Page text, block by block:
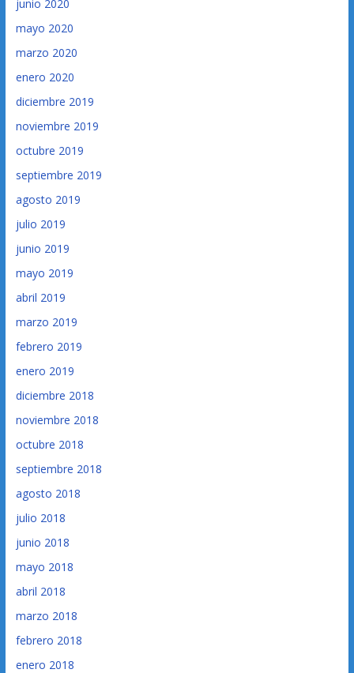
junio 2020
mayo 2020
marzo 2020
enero 2020
diciembre 2019
noviembre 2019
octubre 2019
septiembre 2019
agosto 2019
julio 2019
junio 2019
mayo 2019
abril 2019
marzo 2019
febrero 2019
enero 2019
diciembre 2018
noviembre 2018
octubre 2018
septiembre 2018
agosto 2018
julio 2018
junio 2018
mayo 2018
abril 2018
marzo 2018
febrero 2018
enero 2018